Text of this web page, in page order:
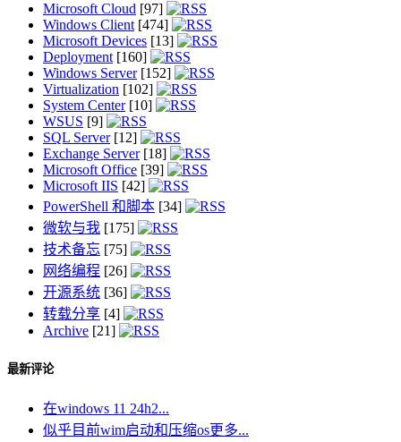
Microsoft Cloud [97]
Windows Client[474]
Microsoft Devices [13]
Deployment[160]
Windows Server[152]
Virtualization [102]
System Center[10]
WSUS [9]
SQL Server[12]
Exchange Server[18]
Microsoft Office [39]
Microsoft IIS [42]
PowerShell 和脚本 [34]
微软与我 [175]
技术备忘 [75]
网络编程 [26]
开源系统 [36]
转载分享 [4]
Archive [21]
最新评论
在windows 11 24h2...
似乎目前wim启动和压缩os更多...